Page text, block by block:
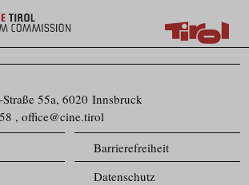
55a, 6020 Innsbruck
,office@cine.tirol
Barrierefreiheit
Datenschutz